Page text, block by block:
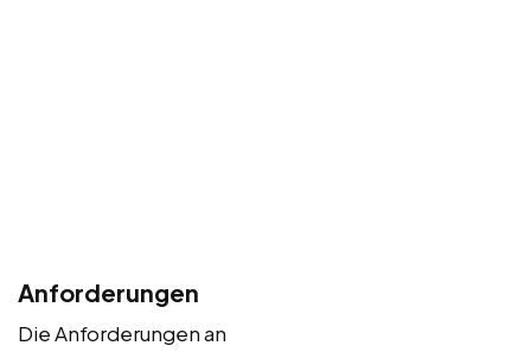
Anforderungen
Die Anforderungen an